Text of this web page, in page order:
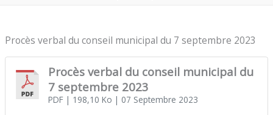
Procès verbal du conseil municipal du 7 septembre 2023
Procès verbal du conseil municipal du
7 septembre 2023
PDF| 198,10 Ko | 07 Septembre 2023